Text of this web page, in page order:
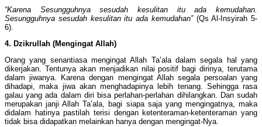
“Karena Sesungguhnya sesudah kesulitan itu ada kemudahan.
Sesungguhnya sesudah kesulitan itu ada kemudahan”(Qs Al-Insyirah 5-
6).
4. Dzikrullah (Mengingat Allah)
Orang yang senantiasa mengingat Allah Ta’ala dalam segala hal yang
dikerjakan. Tentunya akan menjadikan nilai positif bagi dirinya, terutama
dalam jiwanya. Karena dengan mengingat Allah segala persoalan yang
dihadapi, maka jiwa akan menghadapinya lebih tenang. Sehingga rasa
galau yang ada dalam diri bisa perlahan-perlahan dihilangkan. Dan sudah
merupakan janji Allah Ta’ala, bagi siapa saja yang mengingatnya, maka
didalam hatinya pastilah terisi dengan ketenteraman-ketenteraman yang
tidak bisa didapatkan melainkan hanya dengan mengingat-Nya.